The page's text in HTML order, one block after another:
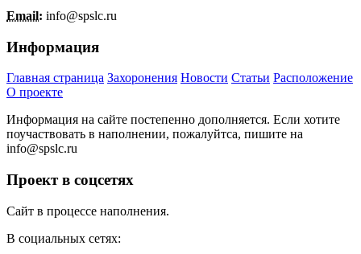
Email: info@spslc.ru
Информация
Главная страница Захоронения Новости Статьи Расположение
О проекте
Информация на сайте постепенно дополняется. Если хотите
поучаствовать в наполнении, пожалуйтса, пишите на
info@spslc.ru
Проект в соцсетях
Сайт в процессе наполнения.
В социальных сетях: